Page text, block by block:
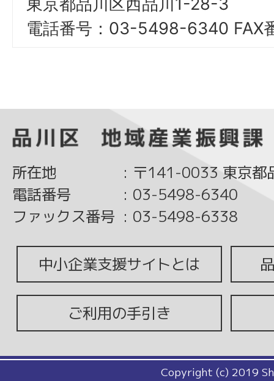
東京都品川区西品川1-28-3
電話番号：03-5498-6340
所在地 : 〒141-0033 東京都
電話番号
: 03-5498-6340
ファックス番号 : 03-5498-6338
中小企業支援サイトとは
ご利用の手引き
Copyright (c) 2019